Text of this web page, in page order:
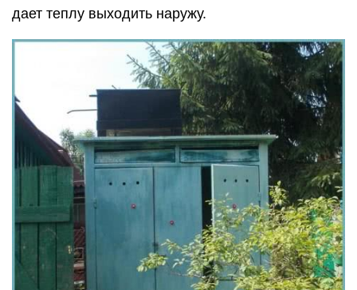
дает теплу выходить наружу.